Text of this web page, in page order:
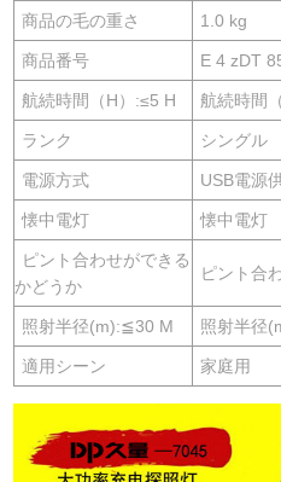
商品の毛の重さ 1.0 kg
商品番号 E 4 zDT
航続時間（H）:≤5 H 航続時間
ランク シングル
電源方式 USB電源
懐中電灯 懐中電灯
ピント合わせができる
かどうか
ピント合
照射半径(m):≦30 M 照射半径
適用シーン 家庭用